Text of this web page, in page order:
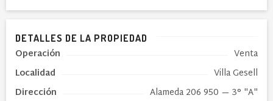
DETALLES DE LA PROPIEDAD
Operación
Venta
Localidad
Villa Gesell
Dirección
Alameda 206 950 — 3° "A"